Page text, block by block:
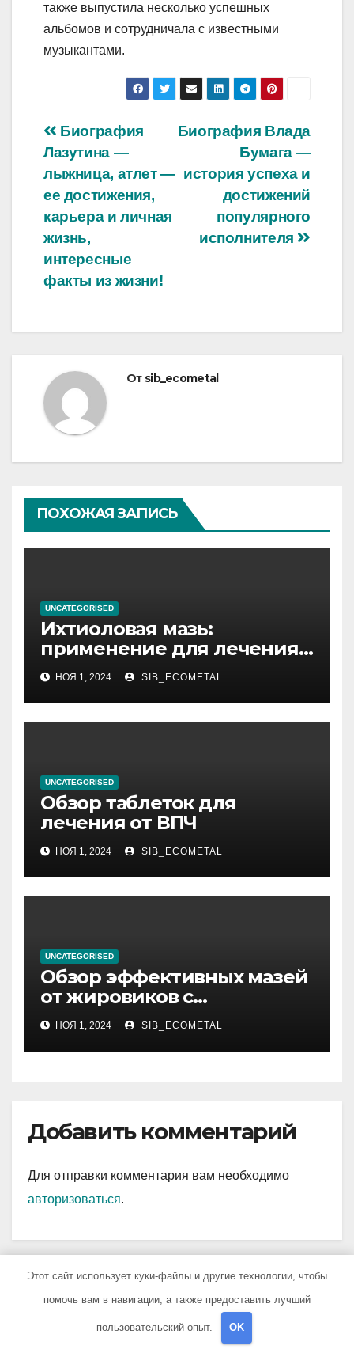
также выпустила несколько успешных
альбомов и сотрудничала с известными
музыкантами.
Навигация
по
записям
Биография Влада
Бумага —
история успеха и
достижений
популярного
исполнителя
Биография
Лазутина —
лыжница, атлет —
ее достижения,
карьера и личная
жизнь,
интересные
факты из жизни!
От sib_ecometal
ПОХОЖАЯ ЗАПИСЬ
UNCATEGORISED
Ихтиоловая мазь:
применение для лечения
фурункулов
НОЯ 1, 2024 SIB_ECOMETAL
UNCATEGORISED
Обзор таблеток для
лечения от ВПЧ
НОЯ 1, 2024 SIB_ECOMETAL
UNCATEGORISED
Обзор эффективных мазей
от жировиков с
рассасывающим эффектом
НОЯ 1, 2024 SIB_ECOMETAL
Добавить комментарий
Для отправки комментария вам необходимо
авторизоваться.
Этот сайт использует куки-файлы и другие технологии, чтобы
помочь вам в навигации, а также предоставить лучший
пользовательский опыт. OK